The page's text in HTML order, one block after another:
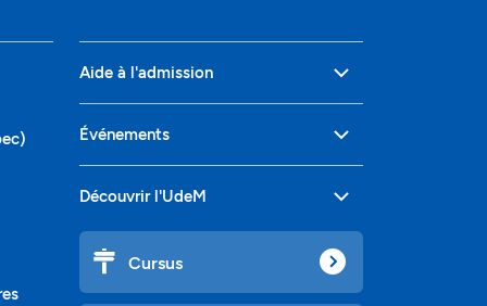
Aide à l'admission
Événements
Découvrir l'UdeM
Cursus